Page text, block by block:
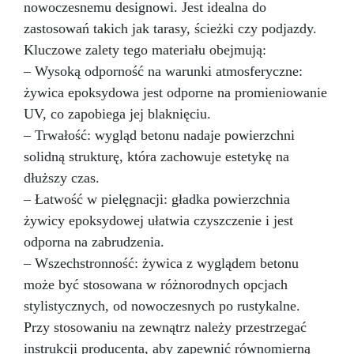
tworzenia unikatowych i profesjonalnych
projektów. Tabela zastosowań Branża
Zastosowania Twardość Shore A Linia
produktów Rękodzieło i modelarstwo
Jubilerstwo, miniatury, mydła i kosmetyki stałe
10–20 Pure Mold Sztuka i rzeźba Rzeźby,
artystyczne odlewy 20–30 Pure Mold
Budownictwo i konstrukcje Formy do betonu,
kamienie dekoracyjne 30 Pure Mold
Prototypowanie Szybkie prototypy, części
mechaniczne 30 Pure Mold Film i efekty
specjalne Protezy i efekty sceniczne 10 Pure
Mold Dane techniczne: Kolor: Przeźroczysty
Gęstość (g/cm³): 1,08 Lepkość (mPa·s): Część
A: 5000±1000 Część B: 4500±1000 Proporcje
mieszania (A:B): 1:1 (waga) Czas pracy (25 °C):
30–40 minut Czas utwardzania (25 °C): 3–5
godzin Twardość Shore A: 10±2 Wydłużenie (%):
450 Wytrzymałość na rozciąganie (MPa): 3,2
Instrukcje użycia i wskazówki techniczne
Przygotowanie mieszanki: Wymieszaj część A
nowoczesnemu designowi. Jest idealna do
zastosowań takich jak tarasy, ścieżki czy podjazdy.
Kluczowe zalety tego materiału obejmują:
– Wysoką odporność na warunki atmosferyczne:
żywica epoksydowa jest odporne na promieniowanie
UV, co zapobiega jej blaknięciu.
– Trwałość: wygląd betonu nadaje powierzchni
solidną strukturę, która zachowuje estetykę na
dłuższy czas.
– Łatwość w pielęgnacji: gładka powierzchnia
żywicy epoksydowej ułatwia czyszczenie i jest
odporna na zabrudzenia.
– Wszechstronność: żywica z wyglądem betonu
może być stosowana w różnorodnych opcjach
stylistycznych, od nowoczesnych po rustykalne.
Przy stosowaniu na zewnątrz należy przestrzegać
instrukcji producenta, aby zapewnić równomierną